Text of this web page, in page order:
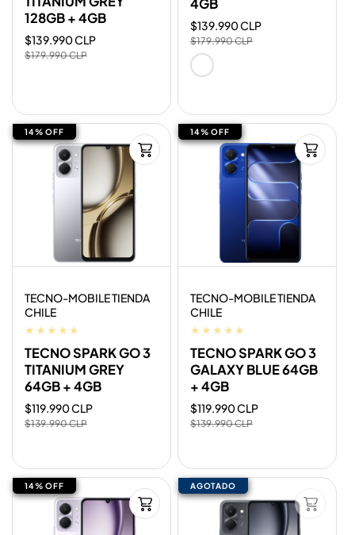
128GB + 4GB
Precio
de
$139.990 CLP
Precio
habitual
$179.990 CLP
4GB
Precio
de
oferta
$139.990 CLP
Precio
habitual
$179.990 CLP
14% OFF
Proveedor:
TECNO-MOBILE TIENDA
CHILE
TECNO SPARK GO 3
TITANIUM GREY
64GB + 4GB
Precio
de
$119.990 CLP
Precio
habitual
$139.990 CLP
14% OFF 14% OFF
Proveedor:
TECNO-MOBILE TIENDA
CHILE
TECNO SPARK GO 3
GALAXY BLUE 64GB
+ 4GB
Precio
de
$119.990 CLP
Precio
habitual
$139.990 CLP
14% OFF
14% OFF
14% OFF AGOTADO
AGOTADO